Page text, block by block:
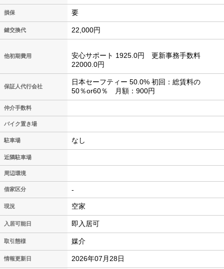
損保 要
鍵交換代 22,000円
他初期費用
安心サポート 1925.0円 更新事務手数料
22000.0円
保証人代行会社
日本セーフティー 50.0% 初回：総賃料の
50％or60％ 月額：900円
仲介手数料
バイク置き場
駐車場 なし
近隣駐車場
周辺環境
借家区分 -
現況 空家
入居可能日 即入居可
取引態様 媒介
情報更新日 2026年07月28日